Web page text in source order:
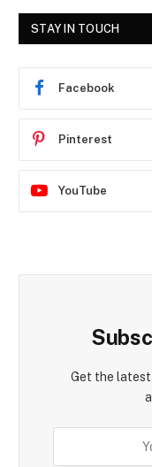
STAY IN TOUCH
Facebook
Pinterest
YouTube
Get the